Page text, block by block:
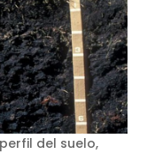
del suelo,